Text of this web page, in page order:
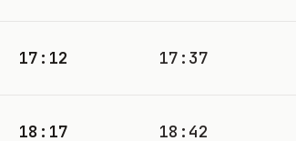
17:12 17:37
18:17 18:42